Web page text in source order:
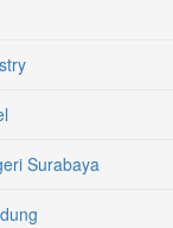
Surabaya